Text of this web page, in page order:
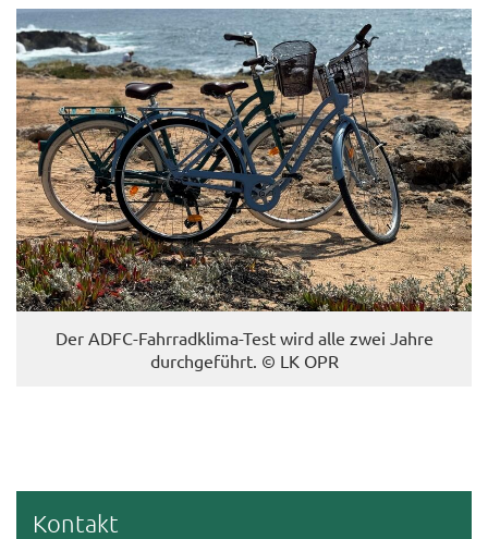
Der ADFC-​Fahrradklima-Test wird alle zwei Jahre
durch­ge­führt. © LK OPR
Kon­takt